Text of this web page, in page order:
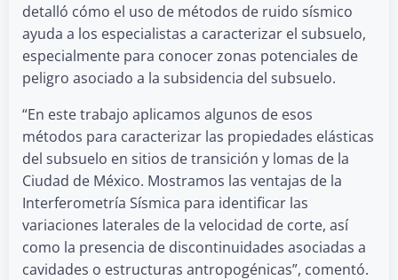
detalló cómo el uso de métodos de ruido sísmico
ayuda a los especialistas a caracterizar el subsuelo,
especialmente para conocer zonas potenciales de
peligro asociado a la subsidencia del subsuelo.
“En este trabajo aplicamos algunos de esos
métodos para caracterizar las propiedades elásticas
del subsuelo en sitios de transición y lomas de la
Ciudad de México. Mostramos las ventajas de la
Interferometría Sísmica para identificar las
variaciones laterales de la velocidad de corte, así
como la presencia de discontinuidades asociadas a
cavidades o estructuras antropogénicas”, comentó.